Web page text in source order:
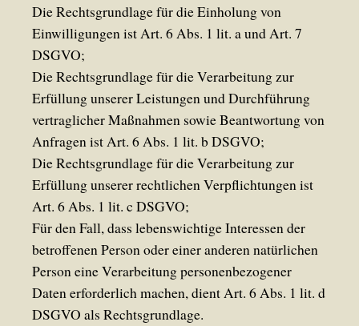
Die Rechtsgrundlage für die Einholung von
Einwilligungen ist Art. 6 Abs. 1 lit. a und Art. 7
DSGVO;
Die Rechtsgrundlage für die Verarbeitung zur
Erfüllung unserer Leistungen und Durchführung
vertraglicher Maßnahmen sowie Beantwortung von
Anfragen ist Art. 6 Abs. 1 lit. b DSGVO;
Die Rechtsgrundlage für die Verarbeitung zur
Erfüllung unserer rechtlichen Verpflichtungen ist
Art. 6 Abs. 1 lit. c DSGVO;
Für den Fall, dass lebenswichtige Interessen der
betroffenen Person oder einer anderen natürlichen
Person eine Verarbeitung personenbezogener
Daten erforderlich machen, dient Art. 6 Abs. 1 lit. d
DSGVO als Rechtsgrundlage.